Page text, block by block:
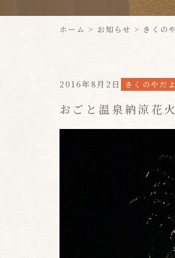
ホーム > お知らせ > きくの
2016年8月2日 きくのやだ
おごと温泉納涼花